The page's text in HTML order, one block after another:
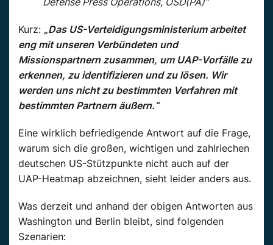
Kurz: „Das US-Verteidigungsministerium arbeitet
eng mit unseren Verbündeten und
Missionspartnern zusammen, um UAP-Vorfälle zu
erkennen, zu identifizieren und zu lösen. Wir
werden uns nicht zu bestimmten Verfahren mit
bestimmten Partnern äußern.“
Eine wirklich befriedigende Antwort auf die Frage,
warum sich die großen, wichtigen und zahlriechen
deutschen US-Stützpunkte nicht auch auf der
UAP-Heatmap abzeichnen, sieht leider anders aus.
Was derzeit und anhand der obigen Antworten aus
Washington und Berlin bleibt, sind folgenden
Szenarien: